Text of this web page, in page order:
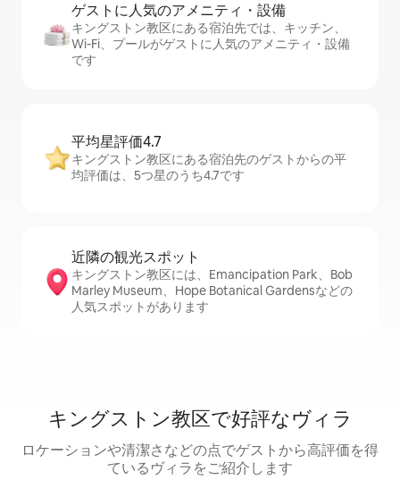
ゲストに人⁠気⁠のア⁠メ⁠ニ⁠テ⁠ィ・設⁠備
キングストン教区にある宿泊先では、キッチン、
Wi-Fi、プールがゲストに人気のアメニティ・設備
です
平均星評価4.7
キングストン教区にある宿泊先のゲストからの平
均評価は、5つ星のうち4.7です
近隣の観光ス⁠ポ⁠ッ⁠ト
キングストン教区には、Emancipation Park、Bob
Marley Museum、Hope Botanical Gardensなどの
人気スポットがあります
キングストン教区で好評なヴィラ
ロケーションや清潔さなどの点でゲストから高評価を得
ているヴィラをご紹介します